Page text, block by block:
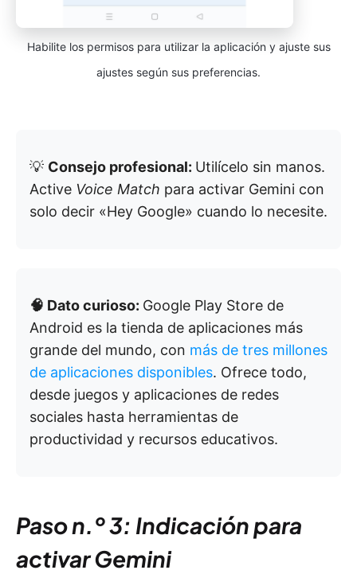
Habilite los permisos para utilizar la aplicación y ajuste sus
ajustes según sus preferencias.
💡 Consejo profesional: Utilícelo sin manos.
Active Voice Match para activar Gemini con
solo decir «Hey Google» cuando lo necesite.
🧠 Dato curioso: Google Play Store de
Android es la tienda de aplicaciones más
grande del mundo, con más de tres millones
de aplicaciones disponibles. Ofrece todo,
desde juegos y aplicaciones de redes
sociales hasta herramientas de
productividad y recursos educativos.
Paso n.º 3: Indicación para
activar Gemini